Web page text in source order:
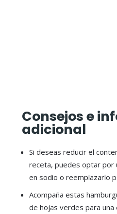
Consejos e
adicional
Si deseas reducir el
receta, puedes optar por
en sodio o reemplazarlo
Acompaña estas
de hojas verdes para